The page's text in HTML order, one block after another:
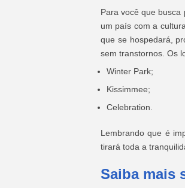
Para você que
um país com a
que se hospedará,
sem transtornos. Os
Winter Park;
Kissimmee;
Celebration.
Lembrando que é
tirará toda a
Saiba mais